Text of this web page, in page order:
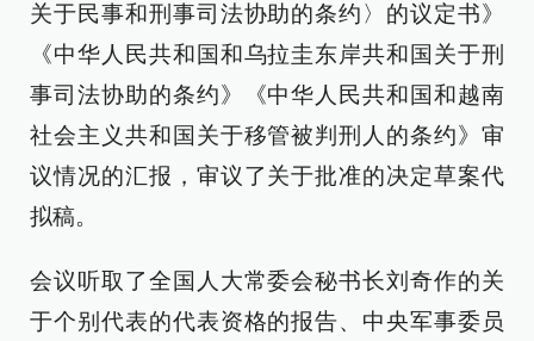
关于民事和刑事司法协助的条约〉的议定书》
《中华人民共和国和乌拉圭东岸共和国关于刑
事司法协助的条约》《中华人民共和国和越南
社会主义共和国关于移管被判刑人的条约》审
议情况的汇报，审议了关于批准的决定草案代
拟稿。
会议听取了全国人大常委会秘书长刘奇作的关
于个别代表的代表资格的报告、中央军事委员